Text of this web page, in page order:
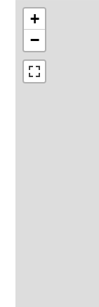
+
−